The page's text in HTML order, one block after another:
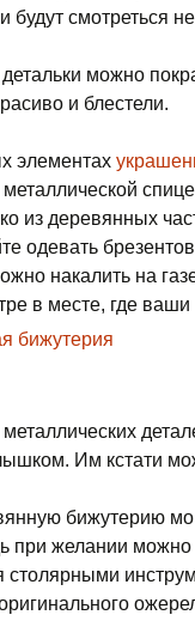
будут смотреться
можно
и блестели.
элементах
из деревянных
одевать
накалить на
в месте, где
металлических
Им кстати
бижутерию
при желании можно
столярными
оригинального